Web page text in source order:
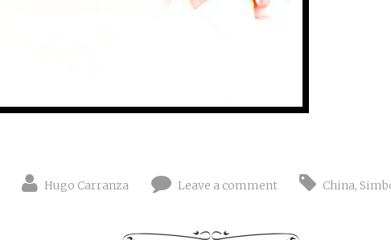
Hugo Carranza Leave a comment China,